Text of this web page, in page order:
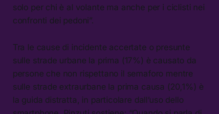
solo per chi è al volante ma anche per i ciclisti nei
confronti dei pedoni”.
Tra le cause di incidente accertate o presunte
sulle strade urbane la prima (17%) è causato da
persone che non rispettano il semaforo mentre
sulle strade extraurbane la prima causa (20,1%) è
la guida distratta, in particolare dall’uso dello